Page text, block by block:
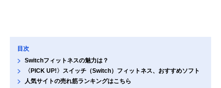
目次
Switchフィットネスの魅力は？
〈PICK UP!〉スイッチ（Switch）フィットネス、おすすめソフト
人気サイトの売れ筋ランキングはこちら